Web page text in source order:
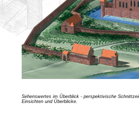
Sehenswertes im Überblick - perspektivische
Einsichten und Überblicke.